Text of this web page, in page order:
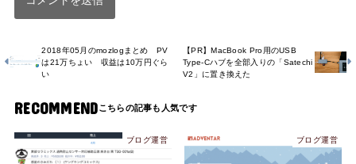
2018年05月のmozlogまとめ PV
は21万ちょい 収益は10万円ぐら
い
【PR】MacBook Pro用のUSB
Type-Cハブを全部入りの「Satechi
V2」に置き換えた
RECOMMEND
ブログ運営 ブログ運営